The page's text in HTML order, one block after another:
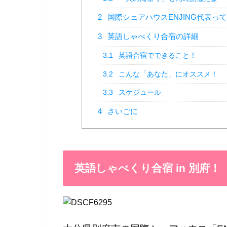
2 国際シェアハウスENJING代表っ
3 英語しゃべくり合宿の詳細
3.1 英語合宿でできること！
3.2 こんな「あなた」にオススメ！
3.3 スケジュール
4 さいごに
英語しゃべくり合宿 in 別府！